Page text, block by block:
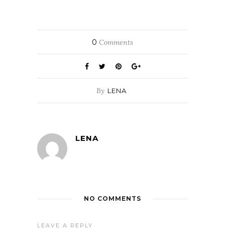
0 Comments
By LENA
LENA
NO COMMENTS
LEAVE A REPLY